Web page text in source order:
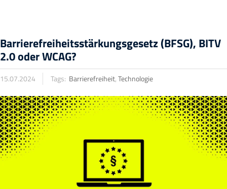
Barrierefreiheitsstärkungsgesetz (BFSG), BITV
2.0 oder WCAG?
15.07.2024 Tags: Barrierefreiheit,Technologie